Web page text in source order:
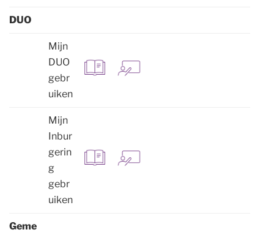
DUO
Mijn
DUO
gebr
uiken
Mijn
Inbur
gerin
g
gebr
uiken
Geme